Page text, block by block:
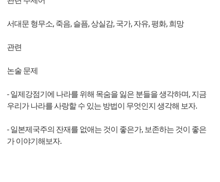
서대문 형무소, 죽음, 슬픔, 상실감, 국가, 자유, 평화, 희망
관련
논술 문제
- 일제강점기에 나라를 위해 목숨을 잃은 분들을 생각하며, 지금
우리가 나라를 사랑할 수 있는 방법이 무엇인지 생각해 보자.
- 일본제국주의 잔재를 없애는 것이 좋은가, 보존하는 것이 좋은
가 이야기해보자.